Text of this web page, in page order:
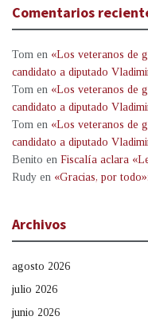
Comentarios
Tom en «Los veteranos de
candidato a diputado
Tom en «Los veteranos de
candidato a diputado
Tom en «Los veteranos de
candidato a diputado
Benito en Fiscalía aclara
Rudy en «Gracias, por
Archivos
agosto 2026
julio 2026
junio 2026